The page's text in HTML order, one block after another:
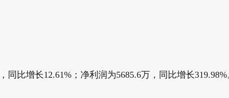
增长12.61%；净利润为5685.6万，同比增长319.98%